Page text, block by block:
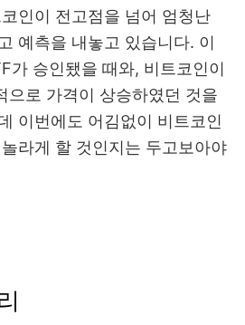
인이 전고점을 넘어 엄청난
예측을 내놓고 있습니다. 이
가 승인됐을 때와, 비트코인이
으로 가격이 상승하였던 것을
이번에도 어김없이 비트코인
라게 할 것인지는 두고보아야